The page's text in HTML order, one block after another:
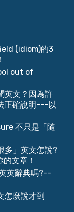
(idiom)的3
out of
英文？因為許
正確說明---以
不只是「隨
多」英文怎說?
文章！
英辭典嗎?--
怎麼說才到